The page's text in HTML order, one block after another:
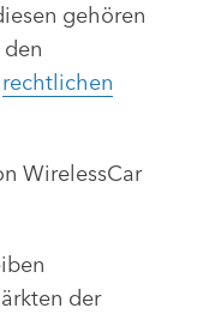
gehören
rechtlichen
WirelessCar
der